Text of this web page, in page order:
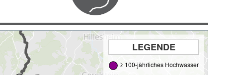
LEGENDE
≥ 100-jährliches Hochwasser